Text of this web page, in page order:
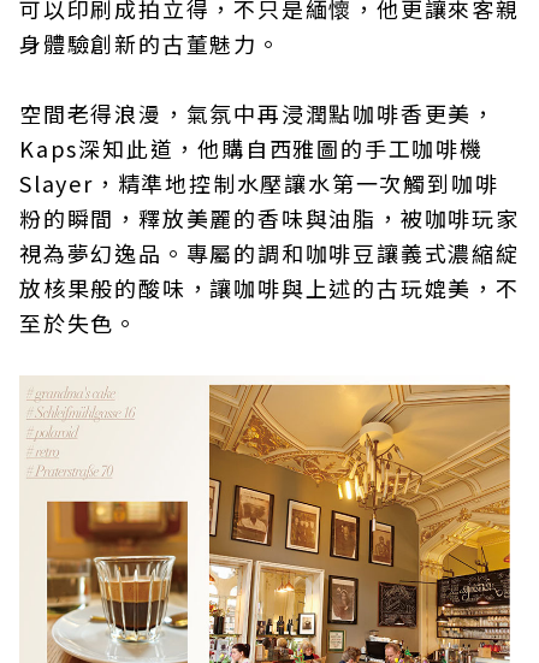
可以印刷成拍立得，不只是緬懷，他更讓來客親
身體驗創新的古董魅力。
空間老得浪漫，氣氛中再浸潤點咖啡香更美，
Kaps深知此道，他購自西雅圖的手工咖啡機
Slayer，精準地控制水壓讓水第一次觸到咖啡
粉的瞬間，釋放美麗的香味與油脂，被咖啡玩家
視為夢幻逸品。專屬的調和咖啡豆讓義式濃縮綻
放核果般的酸味，讓咖啡與上述的古玩媲美，不
至於失色。